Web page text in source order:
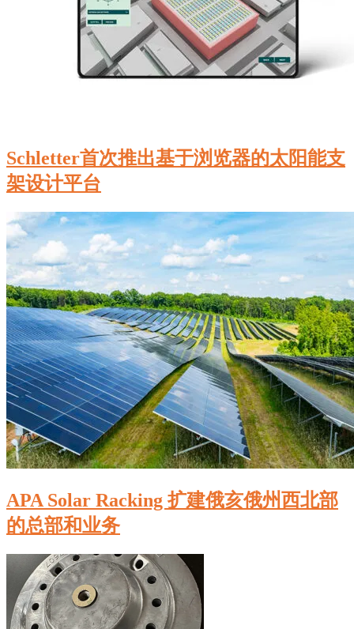
Schletter首次推出基于浏览器的太阳能支
架设计平台
APA Solar Racking 扩建俄亥俄州西北部
的总部和业务